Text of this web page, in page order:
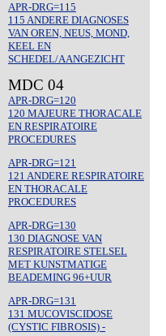
APR-DRG=115
115 ANDERE DIAGNOSES
VAN OREN, NEUS, MOND,
KEEL EN
SCHEDEL/AANGEZICHT
MDC 04
APR-DRG=120
120 MAJEURE THORACALE
EN RESPIRATOIRE
PROCEDURES
APR-DRG=121
121 ANDERE RESPIRATOIRE
EN THORACALE
PROCEDURES
APR-DRG=130
130 DIAGNOSE VAN
RESPIRATOIRE STELSEL
MET KUNSTMATIGE
BEADEMING 96+UUR
APR-DRG=131
131 MUCOVISCIDOSE
(CYSTIC FIBROSIS) -